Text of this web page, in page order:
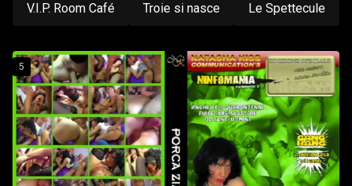
V.I.P. Room Café Troie si nasce Le Spettecule
5